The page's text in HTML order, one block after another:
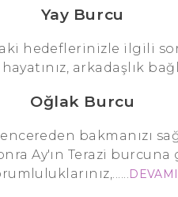
Yay Burcu
hedeflerinizle ilgili
arkadaşlık
Oğlak Burcu
bakmanızı
Ay'ın Terazi
DEVAMI